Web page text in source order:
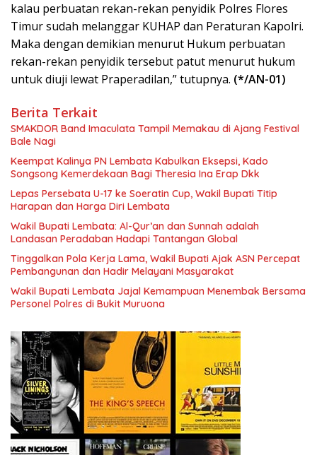
kalau perbuatan rekan-rekan penyidik Polres Flores
Timur sudah melanggar KUHAP dan Peraturan Kapolri.
Maka dengan demikian menurut Hukum perbuatan
rekan-rekan penyidik tersebut patut menurut hukum
untuk diuji lewat Praperadilan,” tutupnya. (*/AN-01)
Berita Terkait
SMAKDOR Band Imaculata Tampil Memakau di Ajang Festival
Bale Nagi
Keempat Kalinya PN Lembata Kabulkan Eksepsi, Kado
Songsong Kemerdekaan Bagi Theresia Ina Erap Dkk
Lepas Persebata U-17 ke Soeratin Cup, Wakil Bupati Titip
Harapan dan Harga Diri Lembata
Wakil Bupati Lembata: Al-Qur’an dan Sunnah adalah
Landasan Peradaban Hadapi Tantangan Global
Tinggalkan Pola Kerja Lama, Wakil Bupati Ajak ASN Percepat
Pembangunan dan Hadir Melayani Masyarakat
Wakil Bupati Lembata Jajal Kemampuan Menembak Bersama
Personel Polres di Bukit Muruona